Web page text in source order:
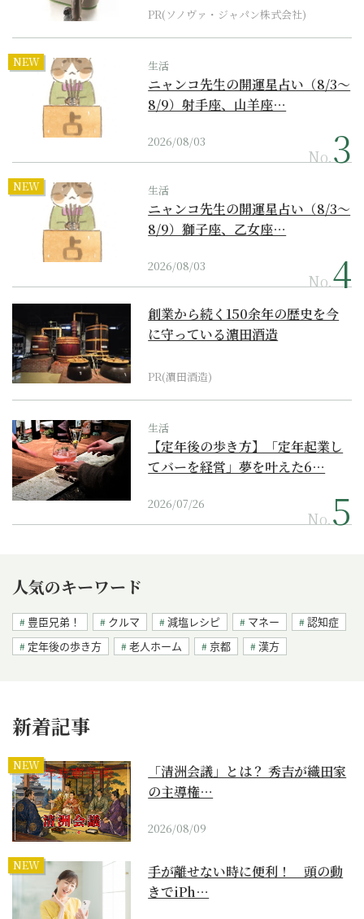
PR(ソノヴァ・ジャパン株式会社)
NEW 生活
ニャンコ先生の開運星占い（8/3～
8/9）射手座、山羊座…
2026/08/03
No.
NEW 生活
ニャンコ先生の開運星占い（8/3～
8/9）獅子座、乙女座…
2026/08/03
No.
創業から続く150余年の歴史を今
に守っている濵田酒造
PR(濵田酒造)
生活
【定年後の歩き方】「定年起業し
てバーを経営」夢を叶えた6…
2026/07/26
No.
人気のキーワード
豊臣兄弟！ クルマ 減塩レシピ マネー
認知症
定年後の歩き方
老人ホーム 京都 漢方
新着記事
NEW
「清洲会議」とは？ 秀吉が織田家
の主導権…
2026/08/09
NEW
手が離せない時に便利！ 頭の動
きでiPh…